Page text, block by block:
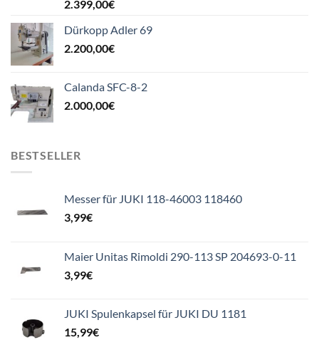
2.399,00€
Dürkopp Adler 69
2.200,00€
Calanda SFC-8-2
2.000,00€
BESTSELLER
Messer für JUKI 118-46003 118460
3,99€
Maier Unitas Rimoldi 290-113 SP 204693-0-11
3,99€
JUKI Spulenkapsel für JUKI DU 1181
15,99€